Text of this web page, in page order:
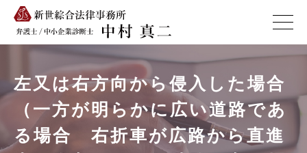
左又は右方向から侵入した場合
（一方が明らかに広い道路であ
る場合 右折車が広路から直進